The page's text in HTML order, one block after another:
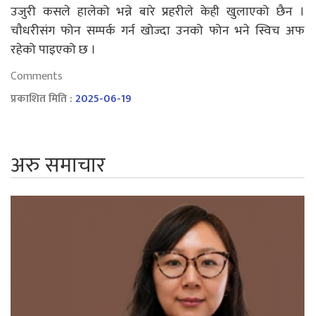
उजुरी कसले हालेको भन्ने बारे प्रहरीले केही खुलाएको छैन ।
चाैधरीसंग फोन सम्पर्क गर्न खोज्दा उनको फोन भने स्विच अफ
रहेको पाइएको छ ।
Comments
प्रकाशित मिति :2025-06-19
अरु समाचार